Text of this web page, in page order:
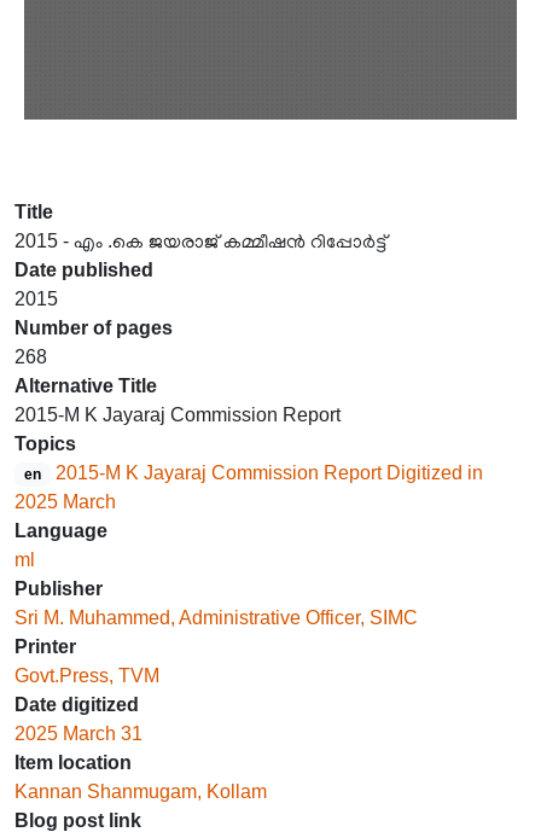
Title
2015 - എം .കെ ജയരാജ് കമ്മീഷൻ റിപ്പോർട്ട്
Date published
2015
Number of pages
268
Alternative Title
2015-M K Jayaraj Commission Report
Topics
en
2015-M K Jayaraj Commission Report Digitized in
2025 March
Language
ml
Publisher
Sri M. Muhammed, Administrative Officer, SIMC
Printer
Govt.Press, TVM
Date digitized
2025 March 31
Item location
Kannan Shanmugam, Kollam
Blog post link